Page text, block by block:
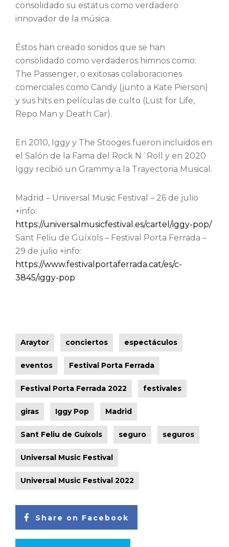
consolidado su estatus como verdadero
innovador de la música.
Éstos han creado sonidos que se han
consolidado como verdaderos himnos como:
The Passenger, o exitosas colaboraciones
comerciales como Candy (junto a Kate Pierson)
y sus hits en películas de culto (Lust for Life,
Repo Man y Death Car).
En 2010, Iggy y The Stooges fueron incluidos en
el Salón de la Fama del Rock N´Roll y en 2020
Iggy recibió un Grammy a la Trayectoria Musical.
Madrid – Universal Music Festival – 26 de julio
+info:
https://universalmusicfestival.es/cartel/iggy-pop/
Sant Feliu de Guíxols – Festival Porta Ferrada –
29 de julio +info:
https://www.festivalportaferrada.cat/es/c-
3845/iggy-pop
Araytor conciertos espectáculos
eventos Festival Porta Ferrada
Festival Porta Ferrada 2022 festivales
giras Iggy Pop Madrid
Sant Feliu de Guíxols seguro seguros
Universal Music Festival
Universal Music Festival 2022
Share on Facebook